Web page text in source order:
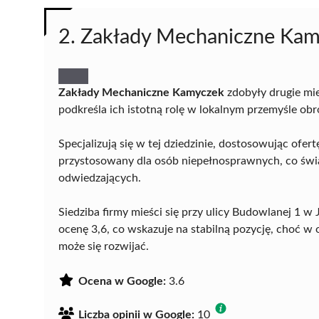
2. Zakłady Mechaniczne
Zakłady Mechaniczne Kamyczek zdobyły drugie
podkreśla ich istotną rolę w lokalnym przemyśle
Specjalizują się w tej dziedzinie, dostosowując
przystosowany dla osób niepełnosprawnych, co
odwiedzających.
Siedziba firmy mieści się przy ulicy Budowlanej 1 w
ocenę 3,6, co wskazuje na stabilną pozycję, choć
może się rozwijać.
Ocena w Google: 3.6
Liczba opinii w Google: 10